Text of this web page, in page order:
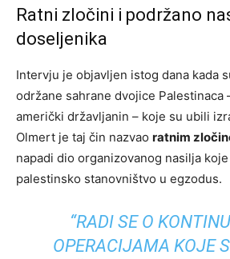
Ratni zločini i podržano
doseljenika
Intervju je objavljen istog dana kada
održane sahrane dvojice Palestinaca
američki državljanin – koje su ubili
Olmert je taj čin nazvao ratnim
napadi dio organizovanog nasilja
palestinsko stanovništvo u egzodus.
“RADI SE O
OPERACIJAMA KOJE